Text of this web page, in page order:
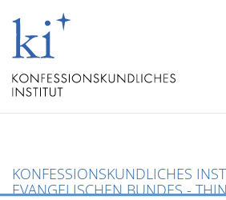
KONFESSIONSKUNDLICHES
EVANGELISCHEN BUNDES -